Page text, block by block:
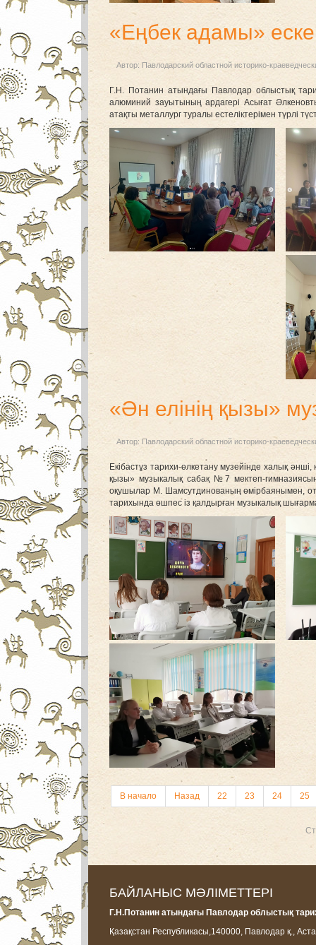
«Еңбек адамы»
Автор: Павлодарский областной историко-
Г.Н. Потанин атындағы Павлодар облыстық
алюминий зауытының ардагері Асығат
атақты металлург туралы естеліктерімен түрлі
«Ән елінің қызы»
Автор: Павлодарский областной историко-
Екібастұз тарихи-өлкетану музейінде халық
қызы» музыкалық сабақ №7 мектеп-
оқушылар М. Шамсутдинованың өмірбаянымен,
тарихында өшпес із қалдырған музыкалық
В начало Назад 22 23 24 25
БАЙЛАНЫС МӘЛІМЕТТЕРІ
Г.Н.Потанин атындағы Павлодар облыстық
Қазақстан Республикасы,140000, Павлодар қ.,